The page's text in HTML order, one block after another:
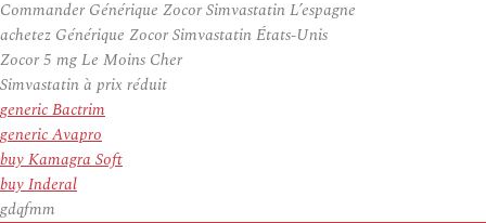
Commander Générique Zocor Simvastatin L’espagne
achetez Générique Zocor Simvastatin États-Unis
Zocor 5 mg Le Moins Cher
Simvastatin à prix réduit
generic Bactrim
generic Avapro
buy Kamagra Soft
buy Inderal
gdqfmm